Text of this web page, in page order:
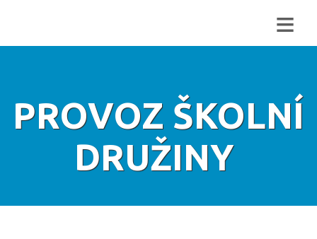
≡
PROVOZ ŠKOLNÍ
DRUŽINY